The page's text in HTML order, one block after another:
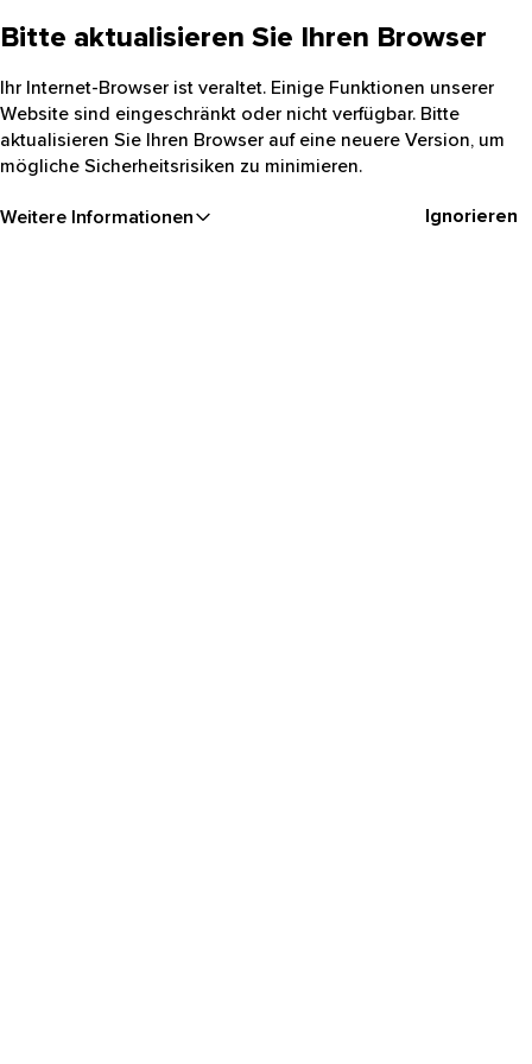
Bitte aktualisieren Sie Ihren Browser
Ihr Internet-Browser ist veraltet. Einige Funktionen unserer
Website sind eingeschränkt oder nicht verfügbar. Bitte
aktualisieren Sie Ihren Browser auf eine neuere Version, um
mögliche Sicherheitsrisiken zu minimieren.
Weitere Informationen Ignorieren